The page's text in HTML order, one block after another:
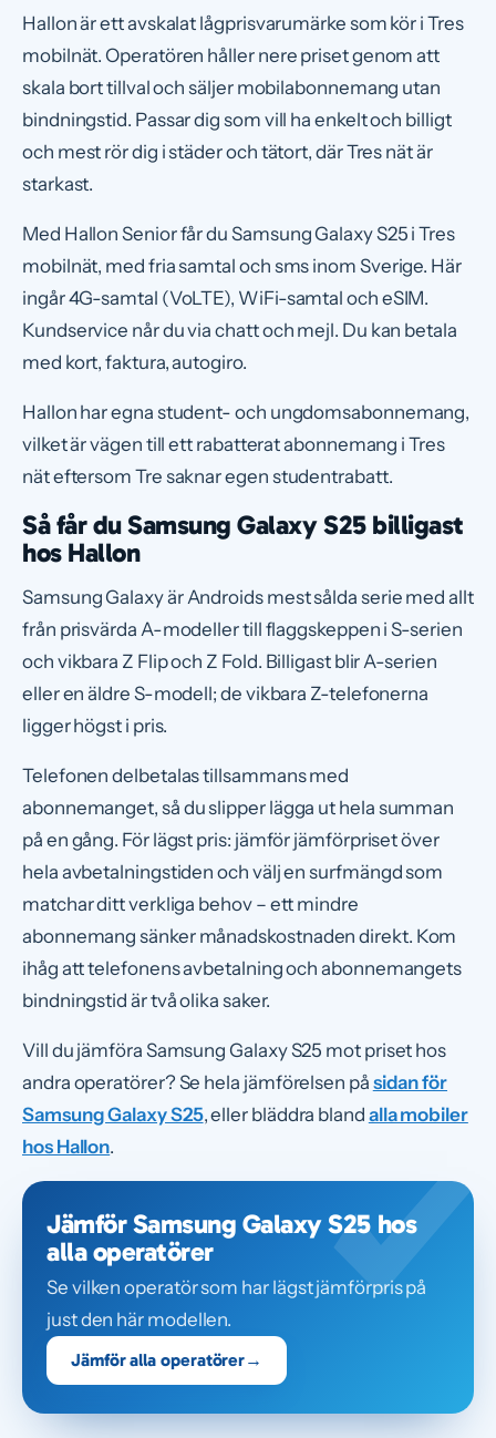
Hallon är ett avskalat lågprisvarumärke som kör i Tres
mobilnät. Operatören håller nere priset genom att
skala bort tillval och säljer mobilabonnemang utan
bindningstid. Passar dig som vill ha enkelt och billigt
och mest rör dig i städer och tätort, där Tres nät är
starkast.
Med Hallon Senior får du Samsung Galaxy S25 i Tres
mobilnät, med fria samtal och sms inom Sverige. Här
ingår 4G-samtal (VoLTE), WiFi-samtal och eSIM.
Kundservice når du via chatt och mejl. Du kan betala
med kort, faktura, autogiro.
Hallon har egna student- och ungdomsabonnemang,
vilket är vägen till ett rabatterat abonnemang i Tres
nät eftersom Tre saknar egen studentrabatt.
Så får du Samsung Galaxy S25 billigast
hos Hallon
Samsung Galaxy är Androids mest sålda serie med allt
från prisvärda A-modeller till flaggskeppen i S-serien
och vikbara Z Flip och Z Fold. Billigast blir A-serien
eller en äldre S-modell; de vikbara Z-telefonerna
ligger högst i pris.
Telefonen delbetalas tillsammans med
abonnemanget, så du slipper lägga ut hela summan
på en gång. För lägst pris: jämför jämförpriset över
hela avbetalningstiden och välj en surfmängd som
matchar ditt verkliga behov – ett mindre
abonnemang sänker månadskostnaden direkt. Kom
ihåg att telefonens avbetalning och abonnemangets
bindningstid är två olika saker.
Vill du jämföra Samsung Galaxy S25 mot priset hos
andra operatörer? Se hela jämförelsen på sidan för
Samsung Galaxy S25, eller bläddra bland alla mobiler
hos Hallon.
Jämför Samsung Galaxy S25 hos
alla operatörer
Se vilken operatör som har lägst jämförpris på
just den här modellen.
Jämför alla operatörer→